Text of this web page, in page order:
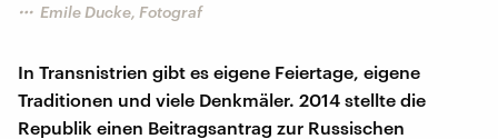
Emile Ducke, Fotograf
In Transnistrien gibt es eigene Feiertage, eigene
Traditionen und viele Denkmäler. 2014 stellte die
Republik einen Beitragsantrag zur Russischen